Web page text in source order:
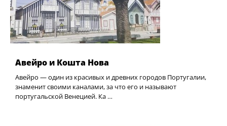
Авейро и Кошта Нова
Авейро — один из красивых и древних городов Португалии,
знаменит своими каналами, за что его и называют
португальской Венецией. Ка …